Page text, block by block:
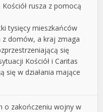
rusza z pomocą
tysięcy mieszkańców
z domów, a kraj zmaga
się
Kościół i Caritas
się w działania mające
o zakończeniu wojny w